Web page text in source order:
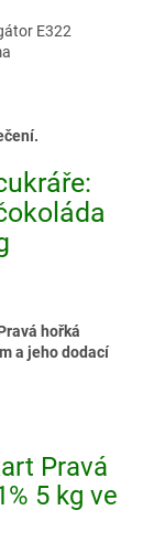
E322
hořká
a jeho dodací
Pravá
5 kg ve